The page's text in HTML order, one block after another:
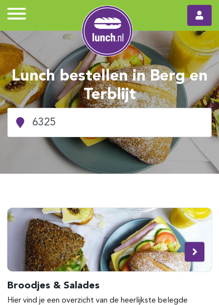
Lunch bestellen in Berg en
Terblijt
Broodjes & Salades
Hier vind je een overzicht van de heerlijkste belegde